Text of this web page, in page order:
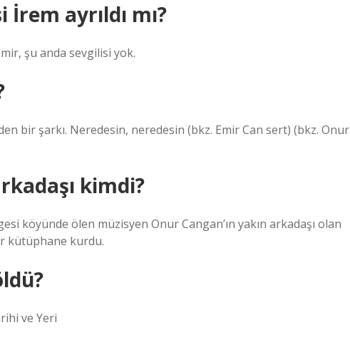
ayrıldı mı?
şu anda sevgilisi yok.
bir şarkı. Neredesin, neredesin (bkz. Emir Can sert) (bkz. Onur
kimdi?
köyünde ölen müzisyen Onur Cangan’ın yakın arkadaşı olan
kütüphane kurdu.
ve Yeri